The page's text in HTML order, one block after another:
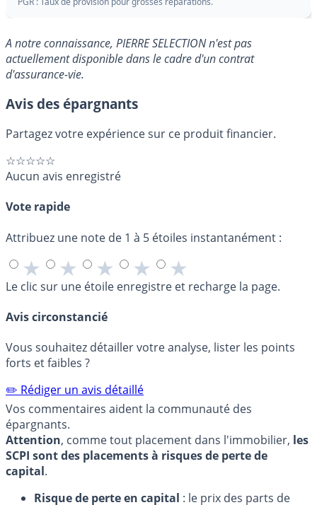
A notre connaissance, PIERRE SELECTION n'est pas
actuellement disponible dans le cadre d'un contrat
d'assurance-vie.
Avis des épargnants
Partagez votre expérience sur ce produit financier.
☆☆☆☆☆
Aucun avis enregistré
Vote rapide
Attribuez une note de 1 à 5 étoiles instantanément :
★ ★ ★ ★ ★
Le clic sur une étoile enregistre et recharge la page.
Avis circonstancié
Vous souhaitez détailler votre analyse, lister les points
forts et faibles ?
✏️ Rédiger un avis détaillé
Vos commentaires aident la communauté des
épargnants.
Attention, comme tout placement dans l'immobilier, les
SCPI sont des placements à risques de perte de
capital.
Risque de perte en capital : le prix des parts de